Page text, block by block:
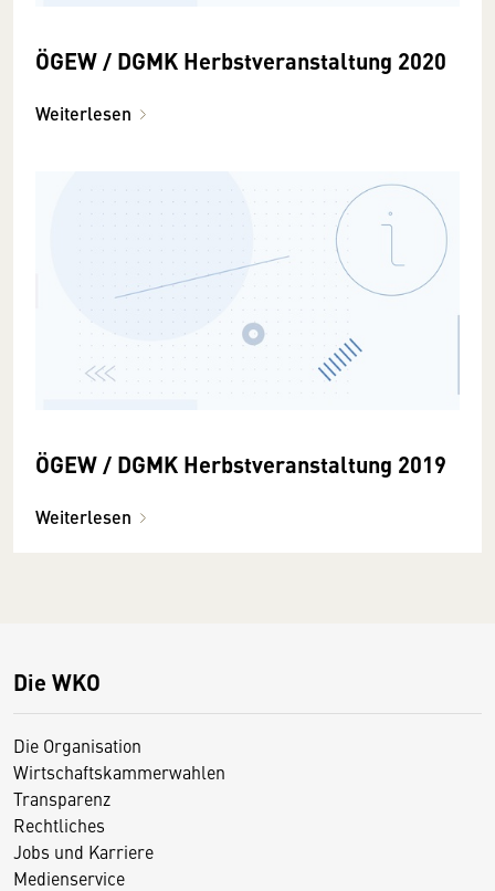
ÖGEW / DGMK Herbstveranstaltung 2020
Weiterlesen
ÖGEW / DGMK Herbstveranstaltung 2019
Weiterlesen
Die WKO
Die Organisation
Wirtschaftskammerwahlen
Transparenz
Rechtliches
Jobs und Karriere
Medienservice